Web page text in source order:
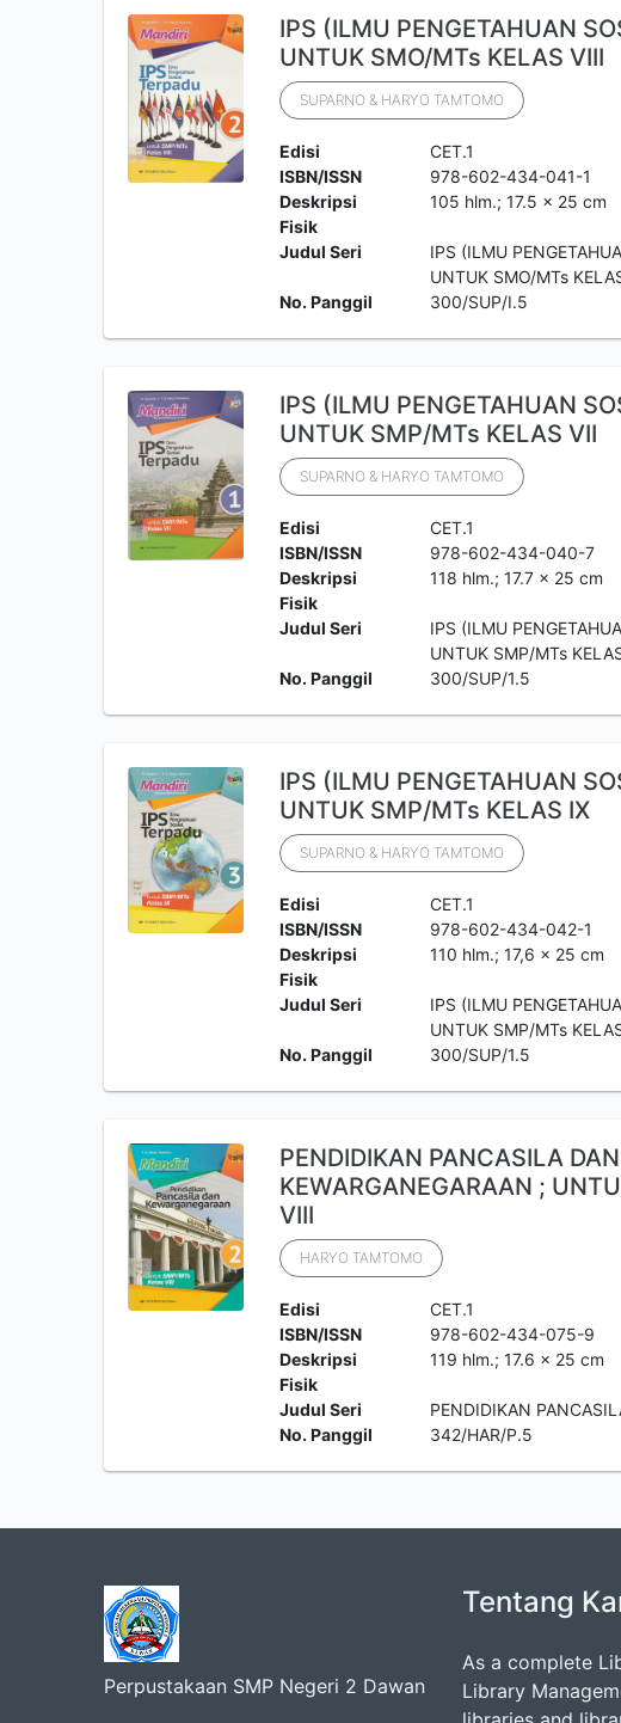
IPS (ILMU PENGETAHUAN
UNTUK SMO/MTs KELAS VIII
SUPARNO & HARYO TAMTOMO
Edisi
CET.1
ISBN/ISSN
978-602-434-041-1
Deskripsi
Fisik
105 hlm.; 17.5 x 25 cm
Judul Seri
IPS (ILMU
UNTUK SMO/MTs
No. Panggil
300/SUP/I.5
IPS (ILMU PENGETAHUAN
UNTUK SMP/MTs KELAS VII
SUPARNO & HARYO TAMTOMO
Edisi
CET.1
ISBN/ISSN
978-602-434-040-7
Deskripsi
Fisik
118 hlm.; 17.7 x 25 cm
Judul Seri
IPS (ILMU
UNTUK SMP/MTs
No. Panggil
300/SUP/1.5
IPS (ILMU PENGETAHUAN
UNTUK SMP/MTs KELAS IX
SUPARNO & HARYO TAMTOMO
Edisi
CET.1
ISBN/ISSN
978-602-434-042-1
Deskripsi
Fisik
110 hlm.; 17,6 x 25 cm
Judul Seri
IPS (ILMU
UNTUK SMP/MTs
No. Panggil
300/SUP/1.5
PENDIDIKAN PANCASILA DAN
KEWARGANEGARAAN ;
VIII
HARYO TAMTOMO
Edisi
CET.1
ISBN/ISSN
978-602-434-075-9
Deskripsi
Fisik
119 hlm.; 17.6 x 25 cm
Judul Seri
PENDIDIKAN
No. Panggil
342/HAR/P.5
Perpustakaan SMP Negeri 2 Dawan
Tentang
As a complete
Library